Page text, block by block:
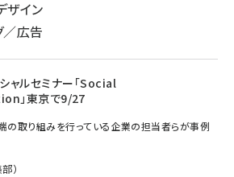
ザイン
／広告
ャルセミナー「Social
」東京で9/27
の取り組みを行っている企業の担当者らが事例
）